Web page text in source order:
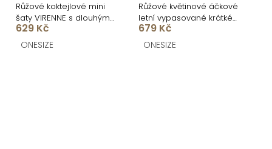
Růžové koktejlové mini
šaty VIRENNE s dlouhým
rukávem
629 Kč
ONESIZE
Růžové květinové áčkové
letní vypasované krátké
šaty ULJANA
679 Kč
ONESIZE